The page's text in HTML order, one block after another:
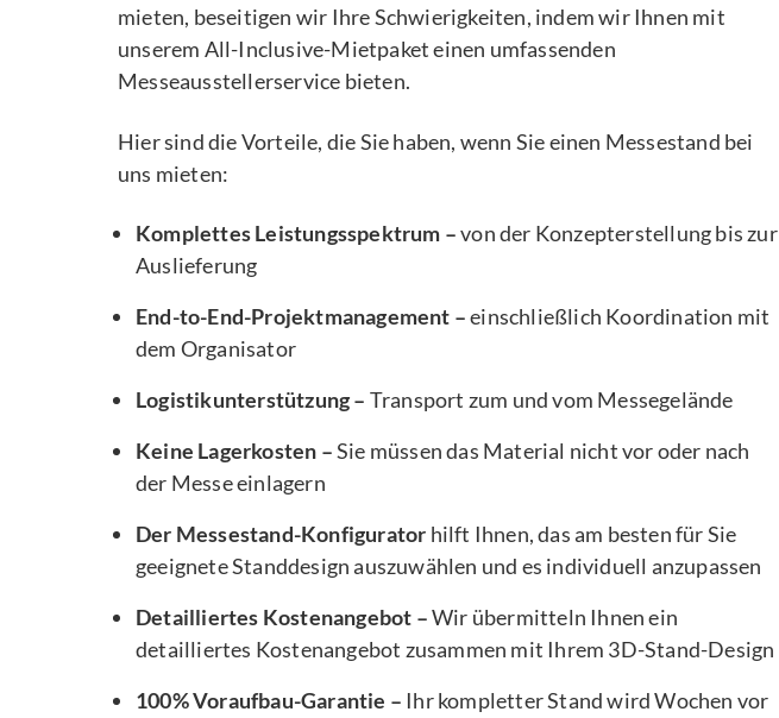
mieten, beseitigen wir Ihre Schwierigkeiten, indem wir Ihnen mit
unserem All-Inclusive-Mietpaket einen umfassenden
Messeausstellerservice bieten.
Hier sind die Vorteile, die Sie haben, wenn Sie einen Messestand bei
uns mieten:
Komplettes Leistungsspektrum –von der Konzepterstellung bis zur
Auslieferung
End-to-End-Projektmanagement –einschließlich Koordination mit
dem Organisator
Logistikunterstützung – Transport zum und vom Messegelände
Keine Lagerkosten –Sie müssen das Material nicht vor oder nach
der Messe einlagern
Der Messestand-Konfigurator hilft Ihnen, das am besten für Sie
geeignete Standdesign auszuwählen und es individuell anzupassen
Detailliertes Kostenangebot –Wir übermitteln Ihnen ein
detailliertes Kostenangebot zusammen mit Ihrem 3D-Stand-Design
100% Voraufbau-Garantie – Ihr kompletter Stand wird Wochen vor